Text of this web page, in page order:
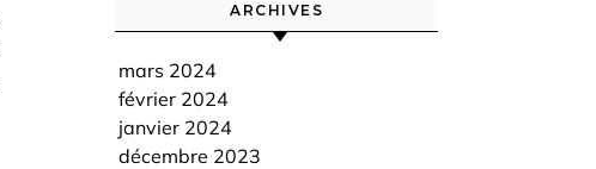
ARCHIVES
mars 2024
février 2024
janvier 2024
décembre 2023